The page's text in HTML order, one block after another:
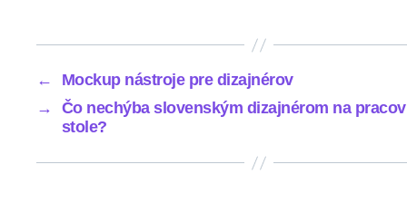
←
Mockup nástroje pre dizajnérov
→
Čo nechýba slovenským dizajnérom na
stole?